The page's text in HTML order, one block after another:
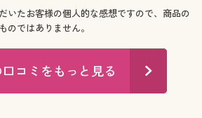
いたお客様の個人的な感想ですので、商品の
のではありません。
コミをもっと見る